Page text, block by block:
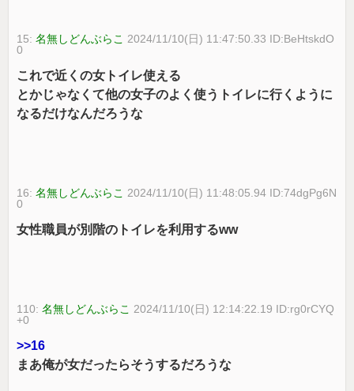
15:名無しどんぶらこ 2024/11/10(日) 11:47:50.33 ID:BeHtskdO
0
これで近くの女トイレ使える
とかじゃなくて他の女子のよく使うトイレに行くように
なるだけなんだろうな
16:名無しどんぶらこ 2024/11/10(日) 11:48:05.94 ID:74dgPg6N
0
女性職員が別階のトイレを利用するww
110:名無しどんぶらこ 2024/11/10(日) 12:14:22.19 ID:rg0rCYQ
+0
>>16
まあ俺が女だったらそうするだろうな